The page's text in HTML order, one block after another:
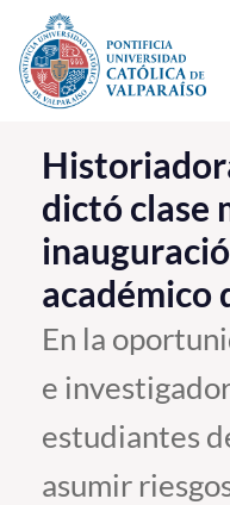
Click acá para ir
La Universidad
Investigación,
PUCV Internacional
Vinculación con el
Admisión
Pregrado
dictó clase
académico
En la
e
estudiantes
asumir